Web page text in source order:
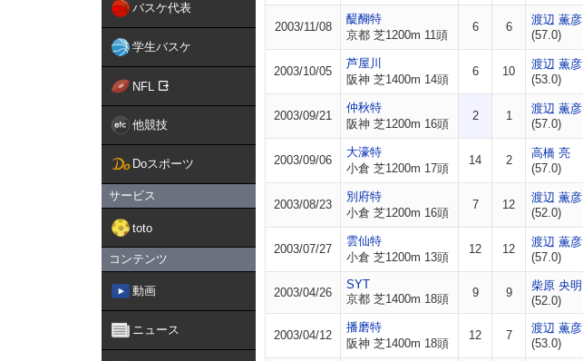
バスケ代表
学生バスケ
NFL
他競技
Doスポーツ
サービス
toto
コンテンツ
動画
ニュース
2003/11/08
醍醐特
京都 芝1200m 11頭
6 6
渡辺 薫彦
(57.0)
2003/10/05
芦屋川
阪神 芝1400m 14頭
6 10
渡辺 薫彦
(53.0)
2003/09/21
仲秋特
阪神 芝1200m 16頭
2 1
渡辺 薫彦
(57.0)
2003/09/06
大濠特
小倉 芝1200m 17頭
14 2
高橋 亮
(57.0)
2003/08/23
別府特
小倉 芝1200m 16頭
7 12
渡辺 薫彦
(52.0)
2003/07/27
雲仙特
小倉 芝1200m 13頭
12 12
渡辺 薫彦
(57.0)
2003/04/26
SYT
京都 芝1400m 18頭
9 9
柴原 央明
(52.0)
2003/04/12
播磨特
阪神 芝1400m 18頭
12 7
渡辺 薫彦
(53.0)